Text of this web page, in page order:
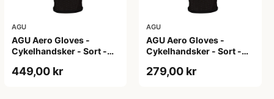
AGU
AGU Aero Gloves -
Cykelhandsker - Sort -
449,00 kr
AGU
AGU Aero Gloves -
Cykelhandsker - Sort -
279,00 kr